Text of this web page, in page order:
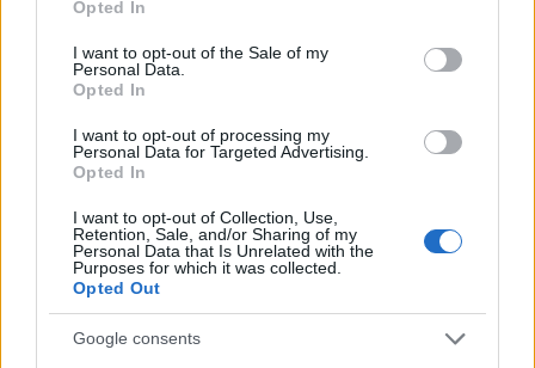
use your data for below specified purposes in below Google
consent section.
Opted In
I want to opt-out of the Sale of my
Personal Data.
Opted In
I want to opt-out of processing my
Personal Data for Targeted Advertising.
Opted In
I want to opt-out of Collection, Use,
Retention, Sale, and/or Sharing of my
Personal Data that Is Unrelated with the
Purposes for which it was collected.
Opted Out
Google consents
7 éve
Azért emelitek ki mindig ugyanazokat a
blogokat, gondolom Marwelman is fizet? Akikkel
felnyomjátok 4 napig is a nézettséget?
wrstjnethn
7 éve